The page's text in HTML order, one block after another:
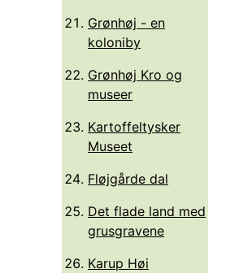
Grønhøj - en
koloniby
Grønhøj Kro og
museer
Kartoffeltysker
Museet
Fløjgårde dal
Det flade land med
grusgravene
Karup Høi